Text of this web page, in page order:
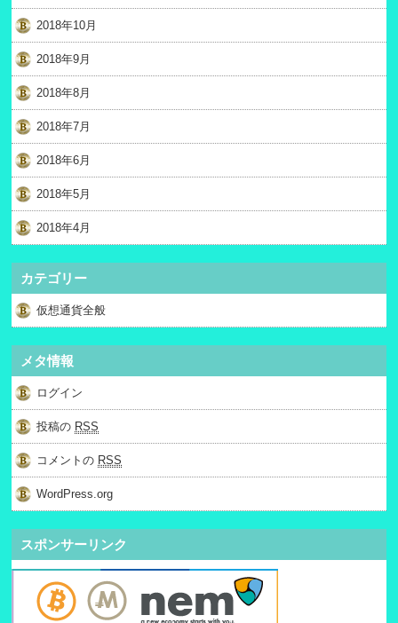
2018年10月
2018年9月
2018年8月
2018年7月
2018年6月
2018年5月
2018年4月
カテゴリー
仮想通貨全般
メタ情報
ログイン
投稿の RSS
コメントの RSS
WordPress.org
スポンサーリンク